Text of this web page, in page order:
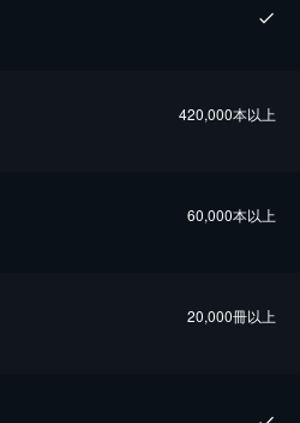
420,000本以上
60,000本以上
20,000冊以上